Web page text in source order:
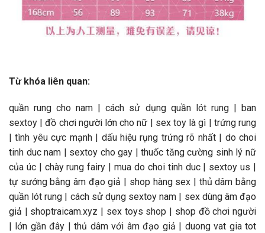
Từ khóa liên quan:
quần rung cho nam | cách sử dụng quần lót rung | ban
sextoy | đồ chơi người lớn cho nữ | sex toy là gì | trứng rung
| tình yêu cực mạnh | dấu hiệu rụng trứng rõ nhất | do choi
tinh duc nam | sextoy cho gay | thuốc tăng cường sinh lý nữ
của úc | chày rung fairy | mua do choi tinh duc | sextoy us |
tự sướng bằng âm đạo giả | shop hàng sex | thủ dâm bằng
quần lót rung | cách sử dụng sextoy nam | sex dùng âm đạo
giả | shoptraicam.xyz | sex toys shop | shop đồ chơi người
| lớn gần đây | thủ dâm với âm đạo giả | duong vat gia tot